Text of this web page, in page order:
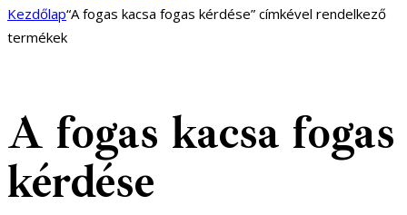
Kezdőlap“A fogas kacsa fogas kérdése” címkével rendelkező
termékek
A fogas kacsa fogas
kérdése